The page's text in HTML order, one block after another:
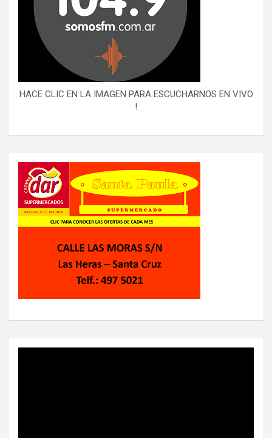
HACE CLIC EN LA IMAGEN PARA ESCUCHARNOS EN VIVO
!